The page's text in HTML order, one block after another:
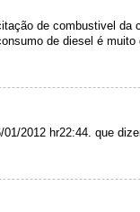
de combustivel da
de diesel é muito
2012 hr22:44. que